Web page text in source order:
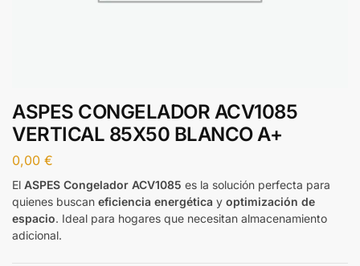
ASPES CONGELADOR ACV1085
VERTICAL 85X50 BLANCO A+
0,00 €
El ASPES Congelador ACV1085 es la solución perfecta para
quienes buscan eficiencia energética y optimización de
espacio. Ideal para hogares que necesitan almacenamiento
adicional.